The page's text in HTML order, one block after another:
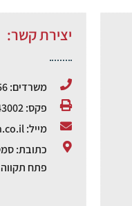
יצירת קשר:
משרדים: 072-3953556
פקס: 03-9343002
מייל: info@alumotesh.co.il
פתח תקווה